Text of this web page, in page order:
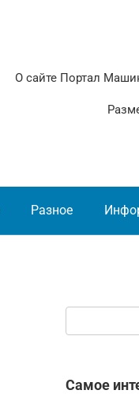
О сайте Портал
Разное
Самое